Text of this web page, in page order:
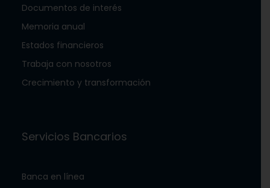
Documentos de interés
Memoria anual
Estados financieros
Trabaja con nosotros
Crecimiento y transformación
Servicios Bancarios
Banca en línea